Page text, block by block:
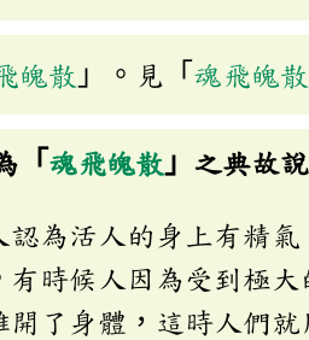
魄散 」。見「 魂飛魄散
「 魂飛魄散 」之典故
認為活人的身上有精
有時候人因為受到極
開了身體，這時人們